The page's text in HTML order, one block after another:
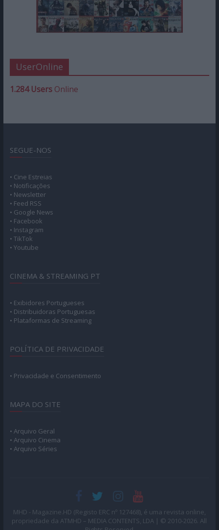
UserOnline
1.284 UsersOnline
SEGUE-NOS
• Cine Estreias
• Notificações
• Newsletter
• Feed RSS
• Google News
• Facebook
• Instagram
• TikTok
• Youtube
CINEMA & STREAMING PT
• Exibidores Portugueses
• Distribuidoras Portuguesas
• Plataformas de Streaming
POLÍTICA DE PRIVACIDADE
• Privacidade e Consentimento
MAPA DO SITE
• Arquivo Geral
• Arquivo Cinema
• Arquivo Séries
MHD - Magazine.HD (Registo ERC nº 127468), é uma revista online,
propriedade da ATMHD – MEDIA CONTENTS, LDA | © 2010-2026. All